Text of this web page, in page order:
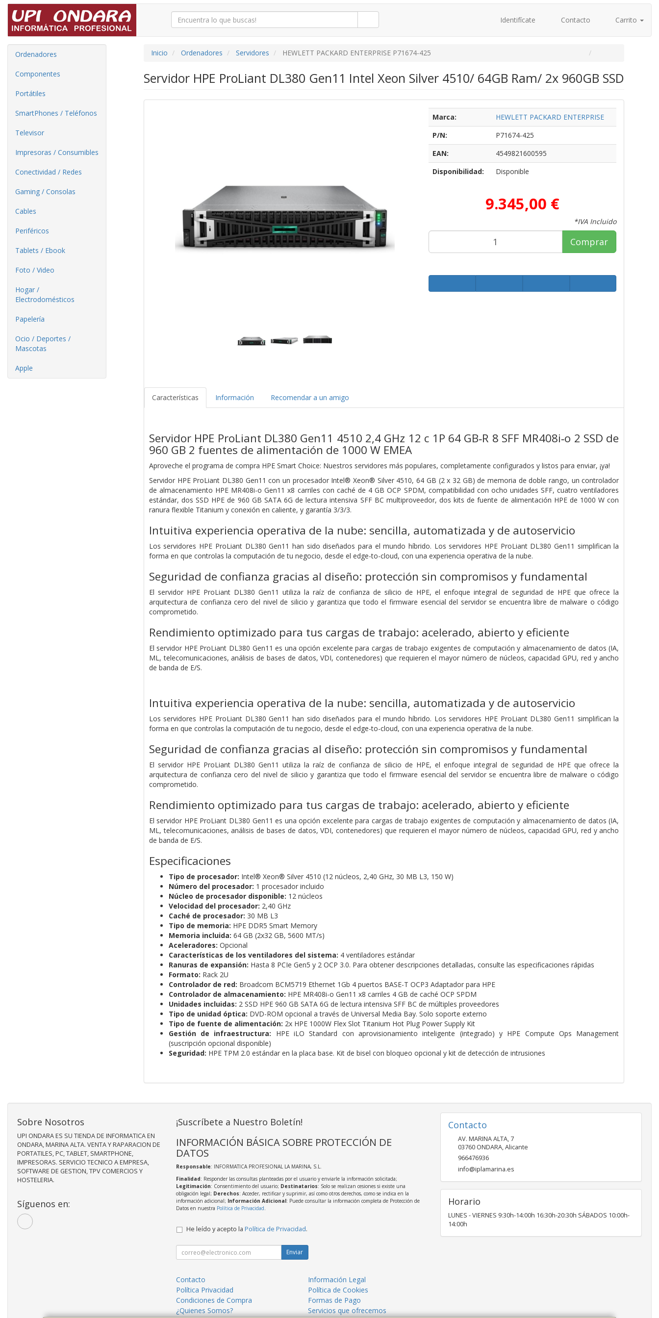
Identifícate Contacto Carrito
Ordenadores
Componentes
Portátiles
SmartPhones / Teléfonos
Televisor
Impresoras / Consumibles
Conectividad / Redes
Gaming / Consolas
Cables
Periféricos
Tablets / Ebook
Foto / Video
Hogar /
Electrodomésticos
Papelería
Ocio / Deportes /
Mascotas
Apple
Inicio Ordenadores Servidores HEWLETT PACKARD ENTERPRISE P71674-425
Servidor HPE ProLiant DL380 Gen11 Intel Xeon Silver 4510/ 64GB Ram/ 2x 960GB SSD
Marca:
HEWLETT PACKARD ENTERPRISE
P/N:
P71674-425
EAN:
4549821600595
Disponibilidad:
Disponible
9.345,00 €
*IVA Incluido
Comprar
Características Información Recomendar a un amigo
Servidor HPE ProLiant DL380 Gen11 4510 2,4 GHz 12 c 1P 64 GB‑R 8 SFF MR408i‑o 2 SSD de
960 GB 2 fuentes de alimentación de 1000 W EMEA
Aproveche el programa de compra HPE Smart Choice: Nuestros servidores más populares, completamente configurados y listos para enviar, ¡ya!
Servidor HPE ProLiant DL380 Gen11 con un procesador Intel® Xeon® Silver 4510, 64 GB (2 x 32 GB) de memoria de doble rango, un controlador
de almacenamiento HPE MR408i-o Gen11 x8 carriles con caché de 4 GB OCP SPDM, compatibilidad con ocho unidades SFF, cuatro ventiladores
estándar, dos SSD HPE de 960 GB SATA 6G de lectura intensiva SFF BC multiproveedor, dos kits de fuente de alimentación HPE de 1000 W con
ranura flexible Titanium y conexión en caliente, y garantía 3/3/3.
Intuitiva experiencia operativa de la nube: sencilla, automatizada y de autoservicio
Los servidores HPE ProLiant DL380 Gen11 han sido diseñados para el mundo híbrido. Los servidores HPE ProLiant DL380 Gen11 simplifican la
forma en que controlas la computación de tu negocio, desde el edge-to-cloud, con una experiencia operativa de la nube.
Seguridad de confianza gracias al diseño: protección sin compromisos y fundamental
El servidor HPE ProLiant DL380 Gen11 utiliza la raíz de confianza de silicio de HPE, el enfoque integral de seguridad de HPE que ofrece la
arquitectura de confianza cero del nivel de silicio y garantiza que todo el firmware esencial del servidor se encuentra libre de malware o código
comprometido.
Rendimiento optimizado para tus cargas de trabajo: acelerado, abierto y eficiente
El servidor HPE ProLiant DL380 Gen11 es una opción excelente para cargas de trabajo exigentes de computación y almacenamiento de datos (IA,
ML, telecomunicaciones, análisis de bases de datos, VDI, contenedores) que requieren el mayor número de núcleos, capacidad GPU, red y ancho
de banda de E/S.
Intuitiva experiencia operativa de la nube: sencilla, automatizada y de autoservicio
Los servidores HPE ProLiant DL380 Gen11 han sido diseñados para el mundo híbrido. Los servidores HPE ProLiant DL380 Gen11 simplifican la
forma en que controlas la computación de tu negocio, desde el edge-to-cloud, con una experiencia operativa de la nube.
Seguridad de confianza gracias al diseño: protección sin compromisos y fundamental
El servidor HPE ProLiant DL380 Gen11 utiliza la raíz de confianza de silicio de HPE, el enfoque integral de seguridad de HPE que ofrece la
arquitectura de confianza cero del nivel de silicio y garantiza que todo el firmware esencial del servidor se encuentra libre de malware o código
comprometido.
Rendimiento optimizado para tus cargas de trabajo: acelerado, abierto y eficiente
El servidor HPE ProLiant DL380 Gen11 es una opción excelente para cargas de trabajo exigentes de computación y almacenamiento de datos (IA,
ML, telecomunicaciones, análisis de bases de datos, VDI, contenedores) que requieren el mayor número de núcleos, capacidad GPU, red y ancho
de banda de E/S.
Especificaciones
Tipo de procesador: Intel® Xeon® Silver 4510 (12 núcleos, 2,40 GHz, 30 MB L3, 150 W)
Número del procesador: 1 procesador incluido
Núcleo de procesador disponible: 12 núcleos
Velocidad del procesador: 2,40 GHz
Caché de procesador: 30 MB L3
Tipo de memoria: HPE DDR5 Smart Memory
Memoria incluida: 64 GB (2x32 GB, 5600 MT/s)
Aceleradores: Opcional
Características de los ventiladores del sistema: 4 ventiladores estándar
Ranuras de expansión: Hasta 8 PCIe Gen5 y 2 OCP 3.0. Para obtener descripciones detalladas, consulte las especificaciones rápidas
Formato: Rack 2U
Controlador de red: Broadcom BCM5719 Ethernet 1Gb 4 puertos BASE-T OCP3 Adaptador para HPE
Controlador de almacenamiento: HPE MR408i-o Gen11 x8 carriles 4 GB de caché OCP SPDM
Unidades incluidas: 2 SSD HPE 960 GB SATA 6G de lectura intensiva SFF BC de múltiples proveedores
Tipo de unidad óptica: DVD-ROM opcional a través de Universal Media Bay. Solo soporte externo
Tipo de fuente de alimentación: 2x HPE 1000W Flex Slot Titanium Hot Plug Power Supply Kit
Gestión de infraestructura: HPE iLO Standard con aprovisionamiento inteligente (integrado) y HPE Compute Ops Management
(suscripción opcional disponible)
Seguridad: HPE TPM 2.0 estándar en la placa base. Kit de bisel con bloqueo opcional y kit de detección de intrusiones
Sobre Nosotros
UPI ONDARA ES SU TIENDA DE INFORMATICA EN
ONDARA, MARINA ALTA. VENTA Y RAPARACION DE
PORTATILES, PC, TABLET, SMARTPHONE,
IMPRESORAS. SERVICIO TECNICO A EMPRESA,
SOFTWARE DE GESTION, TPV COMERCIOS Y
HOSTELERIA.
Síguenos en:
¡Suscríbete a Nuestro Boletín!
INFORMACIÓN BÁSICA SOBRE PROTECCIÓN DE
DATOS
Responsable: INFORMATICA PROFESIONAL LA MARINA, S.L.
Finalidad: Responder las consultas planteadas por el usuario y enviarle la información solicitada;
Legitimación: Consentimiento del usuario; Destinatarios: Solo se realizan cesiones si existe una
obligación legal; Derechos: Acceder, rectificar y suprimir, así como otros derechos, como se indica en la
información adicional; Información Adicional: Puede consultar la información completa de Protección de
Datos en nuestra Política de Privacidad.
He leído y acepto la Política de Privacidad.
Enviar
Contacto
Información Legal
Política Privacidad
Política de Cookies
Condiciones de Compra
Formas de Pago
¿Quienes Somos?
Servicios que ofrecemos
Contacto
AV. MARINA ALTA, 7
03760 ONDARA,Alicante
966476936
info@iplamarina.es
Horario
LUNES - VIERNES 9:30h-14:00h 16:30h-20:30h SÁBADOS 10:00h-
14:00h